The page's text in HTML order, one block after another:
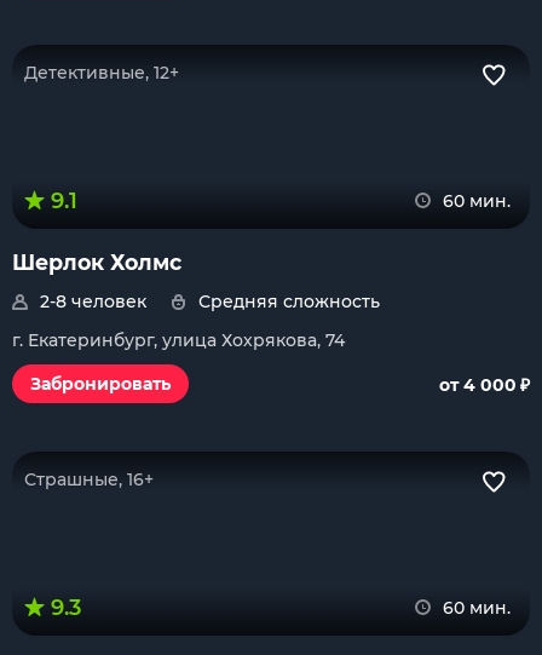
Детективные, 12+
9.1 60 мин.
Шерлок Холмс
2-8 человек
Средняя сложность
г. Екатеринбург, улица Хохрякова, 74
Забронировать
от 4 000 ₽
Страшные, 16+
9.3 60 мин.